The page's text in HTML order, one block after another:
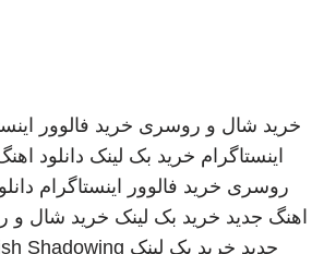
خرید شال و روسری خرید فالوور
اینستاگرام خرید بک لینک دانلود
روسری خرید فالوور اینستاگرام
اهنگ جدید خرید بک لینک خرید شال و
جدید خرید بک لینک Shadowing